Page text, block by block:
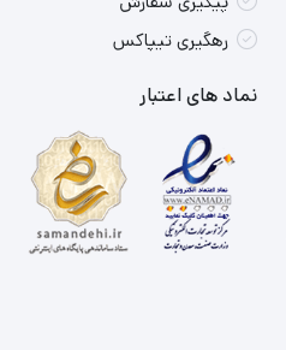
رهگیری تیپاکس
نماد های اعتبار